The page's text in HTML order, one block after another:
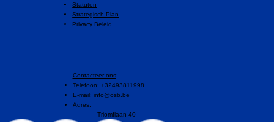
Statuten
Strategisch Plan
Privacy Beleid
Contacteer ons:
Telefoon: +32493811998
E-mail: info@osb.be
Adres:
Triomflaan 40